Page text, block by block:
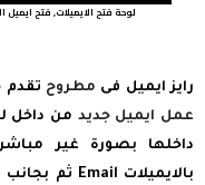
لوحة فتح الايميلات, فتح
رايز ايميل فى مطروح تقدم
عمل ايميل جديد
داخلها بصورة غير